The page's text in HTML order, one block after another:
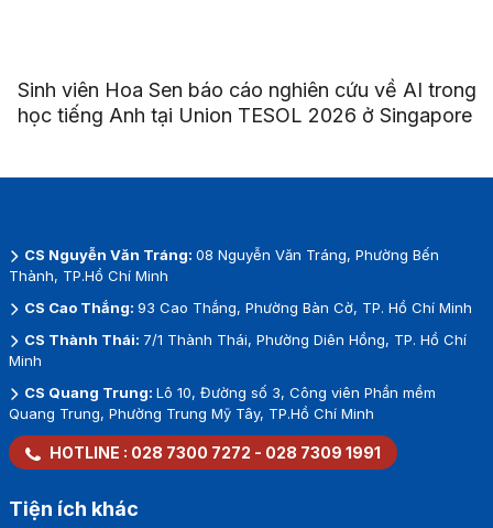
Sinh viên Hoa Sen báo cáo nghiên cứu về AI trong
học tiếng Anh tại Union TESOL 2026 ở Singapore
CS Nguyễn Văn Tráng: 08 Nguyễn Văn Tráng, Phường Bến
Thành, TP.Hồ Chí Minh
CS Cao Thắng: 93 Cao Thắng, Phường Bàn Cờ, TP. Hồ Chí Minh
CS Thành Thái: 7/1 Thành Thái, Phường Diên Hồng, TP. Hồ Chí
Minh
CS Quang Trung: Lô 10, Đường số 3, Công viên Phần mềm
Quang Trung, Phường Trung Mỹ Tây, TP.Hồ Chí Minh
HOTLINE : 028 7300 7272 - 028 7309 1991
Tiện ích khác